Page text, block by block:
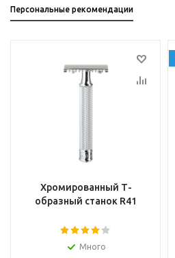
Персональные рекомендации
Хромированный Т-
образный станок R41
Много